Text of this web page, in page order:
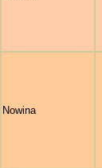
Nowina